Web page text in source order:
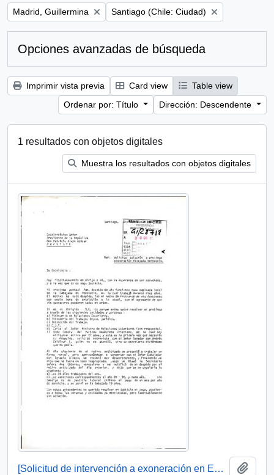
Remove filter:
Madrid, Guillermina Remove filter:
Santiago (Chile: Ciudad)
Opciones avanzadas de búsqueda
Imprimir vista previa Card view
Table view
Ordenar por: Título
Dirección: Descendente
1 resultados con objetos digitales
Muestra los resultados con objetos digitales
[Solicitud de intervención a exoneración en Embajada de Venezuela dirigida al Presidente Patricio Aylwin]